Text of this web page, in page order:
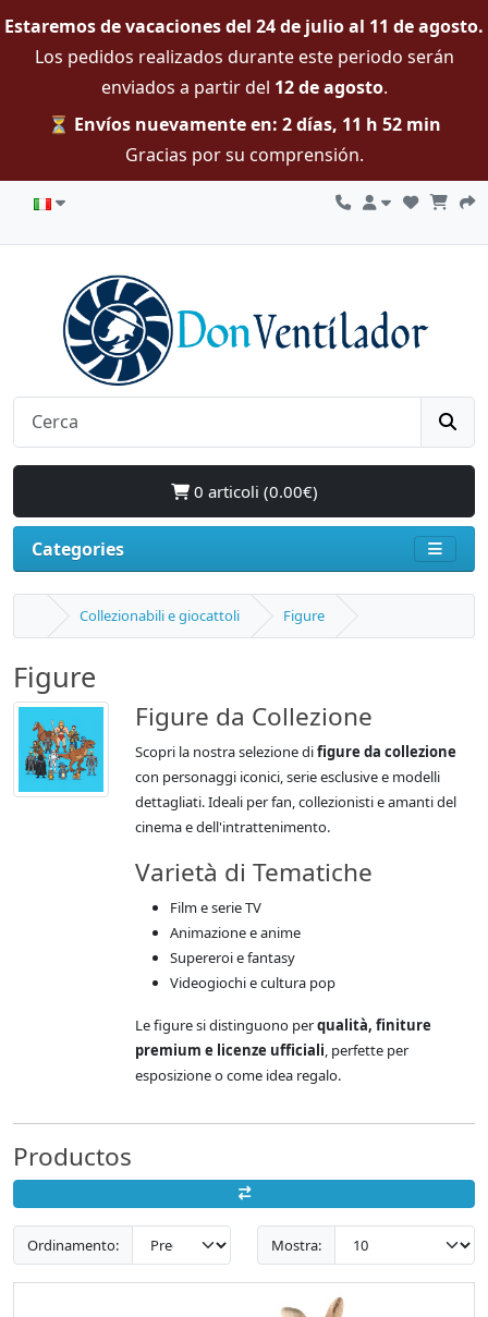
Estaremos de vacaciones del 24 de julio al 11 de agosto.
Los pedidos realizados durante este periodo serán
enviados a partir del 12 de agosto.
⏳ Envíos nuevamente en: 2 días, 11 h 52 min
Gracias por su comprensión.
0 articoli (0.00€)
Categories
Collezionabili e giocattoli Figure
Figure
Figure da Collezione
Scopri la nostra selezione difigure da collezione
con personaggi iconici, serie esclusive e modelli
dettagliati. Ideali per fan, collezionisti e amanti del
cinema e dell'intrattenimento.
Varietà di Tematiche
Film e serie TV
Animazione e anime
Supereroi e fantasy
Videogiochi e cultura pop
Le figure si distinguono perqualità, finiture
premium e licenze ufficiali, perfette per
esposizione o come idea regalo.
Productos
Ordinamento: Mostra: